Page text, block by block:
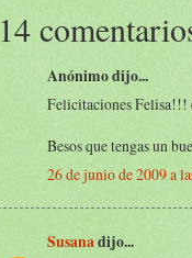
14
Anónimo dijo...
Felicitaciones Felisa!!!
Besos que tengas un
26 de junio de 2009 a
Susanadijo...